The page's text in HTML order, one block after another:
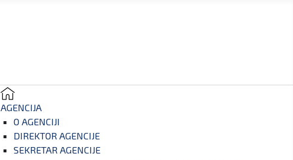
AGENCIJA
O AGENCIJI
DIREKTOR AGENCIJE
SEKRETAR AGENCIJE